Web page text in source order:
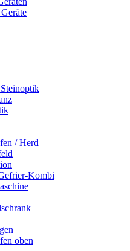
/ Herd
Kombi
oben